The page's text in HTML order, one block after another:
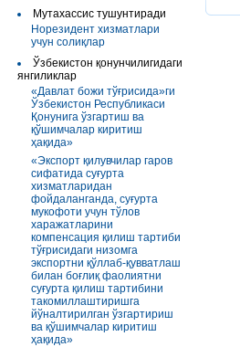
Мутахассис тушунтиради
Норезидент хизматлари
учун солиқлар
Ўзбекистон қонунчилигидаги
янгиликлар
«Давлат божи тўғрисида»ги
Ўзбекистон Республикаси
Қонунига ўзгартиш ва
қўшимчалар киритиш
ҳақида»
«Экспорт қилувчилар гаров
сифатида суғурта
хизматларидан
фойдаланганда, суғурта
мукофоти учун тўлов
харажатларини
компенсация қилиш тартиби
тўғрисидаги низомга
экспортни қўллаб-қувватлаш
билан боғлиқ фаолиятни
суғурта қилиш тартибини
такомиллаштиришга
йўналтирилган ўзгартириш
ва қўшимчалар киритиш
ҳақида»